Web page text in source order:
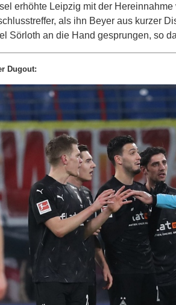
erhöhte Leipzig mit der
als ihn Beyer aus kurzer
Sörloth an die Hand gesprungen, so
Dugout: